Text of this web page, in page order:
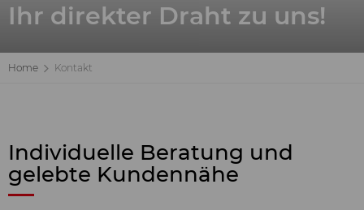
Ihr direkter Draht zu uns!
Home Kontakt
Individuelle Beratung und
gelebte Kundennähe